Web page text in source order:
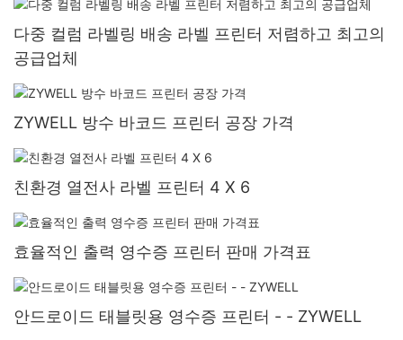
다중 컬럼 라벨링 배송 라벨 프린터 저렴하고 최고의
공급업체
ZYWELL 방수 바코드 프린터 공장 가격
친환경 열전사 라벨 프린터 4 X 6
효율적인 출력 영수증 프린터 판매 가격표
안드로이드 태블릿용 영수증 프린터 - - ZYWELL